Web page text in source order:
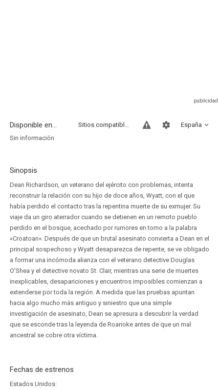
Disponible en... España
Sitios compatibles
Sin información
Sinopsis
Dean Richardson, un veterano del ejército con problemas, intenta
reconstruir la relación con su hijo de doce años, Wyatt, con el que
había perdido el contacto tras la repentina muerte de su exmujer. Su
viaje da un giro aterrador cuando se detienen en un remoto pueblo
perdido en el bosque, acechado por rumores en torno a la palabra
«Croatoan». Después de que un brutal asesinato convierta a Dean en el
principal sospechoso y Wyatt desaparezca de repente, se ve obligado
a formar una incómoda alianza con el veterano detective Douglas
O'Shea y el detective novato St. Clair, mientras una serie de muertes
inexplicables, desapariciones y encuentros imposibles comienzan a
extenderse por toda la región. A medida que las pruebas apuntan
hacia algo mucho más antiguo y siniestro que una simple
investigación de asesinato, Dean se apresura a descubrir la verdad
que se esconde tras la leyenda de Roanoke antes de que un mal
ancestral se cobre otra víctima.
Fechas de estrenos
Estados Unidos: